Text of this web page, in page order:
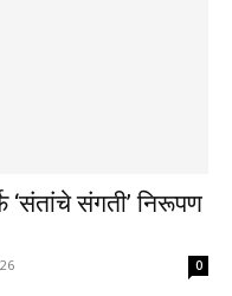
‘संतांचे संगती’ निरूपण
0